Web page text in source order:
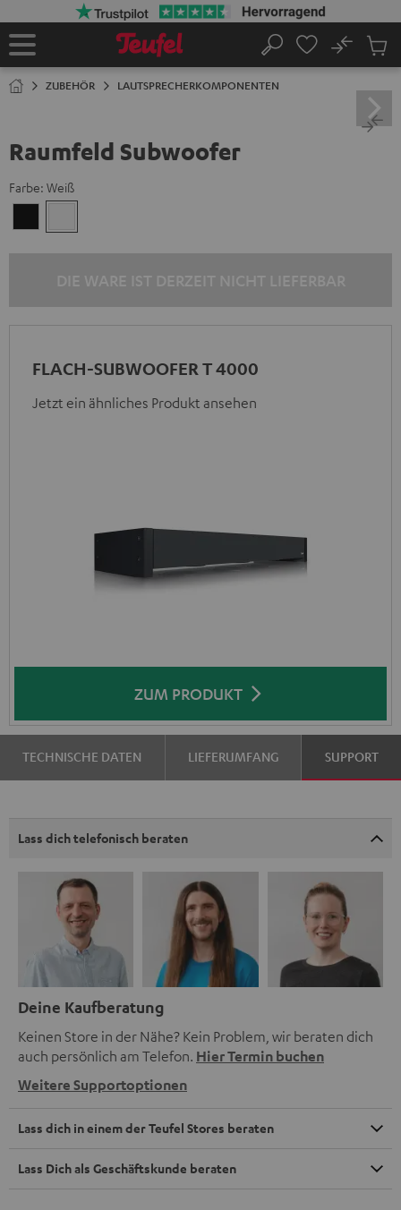
Startseite
Suche
No
ZUBEHÖR LAUTSPRECHERKOMPONENTEN
Raumfeld Subwoofer
Farbe: Weiß
FLACH-SUBWOOFER T 4000
Jetzt ein ähnliches Produkt ansehen
ZUM PRODUKT
TECHNISCHE DATEN LIEFERUMFANG SUPPORT
Lass dich telefonisch beraten
Deine Kaufberatung
Keinen Store in der Nähe? Kein Problem, wir beraten dich
auch persönlich am Telefon. Hier Termin buchen
Weitere Supportoptionen
Lass dich in einem der Teufel Stores beraten
Lass Dich als Geschäftskunde beraten